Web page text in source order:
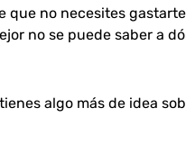
que no necesites
no se puede saber a
algo más de idea